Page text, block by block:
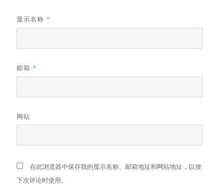
显示名称 *
邮箱 *
网站
在此浏览器中保存我的显示名称、邮箱地址和网站地址，以便
下次评论时使用。